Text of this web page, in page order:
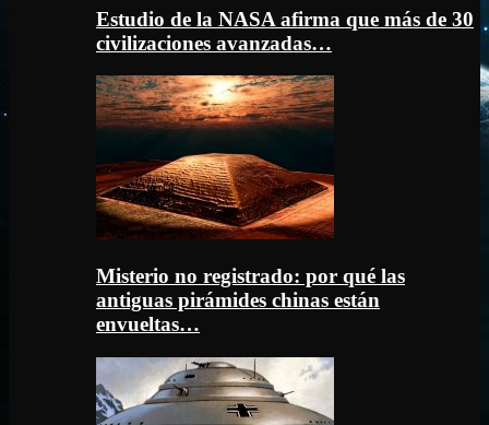
Estudio de la NASA afirma que más de 30
civilizaciones avanzadas…
Misterio no registrado: por qué las
antiguas pirámides chinas están
envueltas…